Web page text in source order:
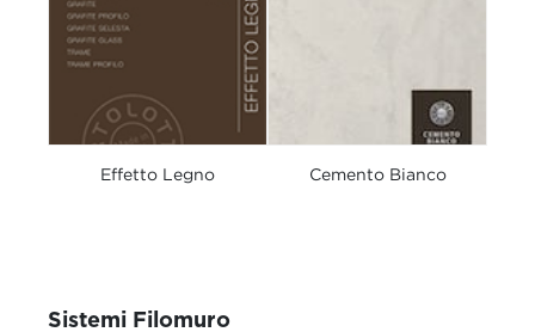
Effetto Legno Cemento Bianco
Sistemi Filomuro